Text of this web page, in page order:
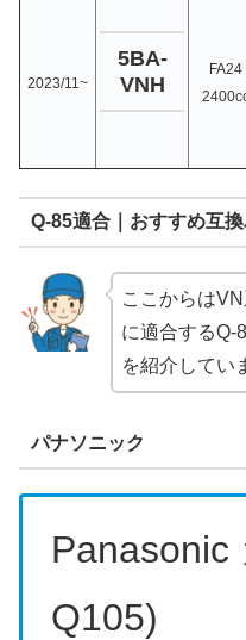
2023/11~
5BA-
VNH
FA24
Q-85適合｜おすすめ互
ここからは
に適合するQ-
を紹介してい
パナソニック
Panasonic
Q105)